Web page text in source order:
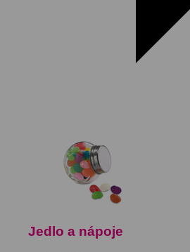
Jedlo a nápoje